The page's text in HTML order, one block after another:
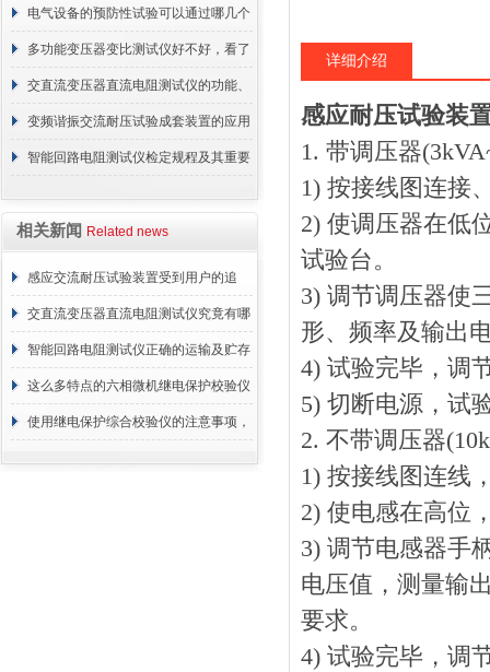
电气设备的预防性试验可以通过哪几个
方面进行
多功能变压器变比测试仪好不好，看了
你就有数了！
交直流变压器直流电阻测试仪的功能、
特点与应用
变频谐振交流耐压试验成套装置的应用
与安装
智能回路电阻测试仪检定规程及其重要
相关新闻 Related news
感应交流耐压试验装置受到用户的追
捧，它的魅力何在？
交直流变压器直流电阻测试仪究竟有哪
些特别之处呢？
智能回路电阻测试仪正确的运输及贮存
方法介绍
这么多特点的六相微机继电保护校验仪
你见过吗
使用继电保护综合校验仪的注意事项，
详细介绍
感应耐压试验装
1. 带调压器
1) 按接线图连接
2) 使调压器在低
试验台。
3) 调节调压器使
形、频率及输出
4) 试验完毕，调
5) 切断电源，试
2. 不带调压器
1) 按接线图连线
2) 使电感在高位
3) 调节电感器手
电压值，测量输
要求。
4) 试验完毕，调